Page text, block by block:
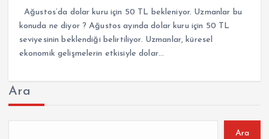
Ağustos’da dolar kuru için 50 TL bekleniyor. Uzmanlar bu
konuda ne diyor ? Ağustos ayında dolar kuru için 50 TL
seviyesinin beklendiği belirtiliyor. Uzmanlar, küresel
ekonomik gelişmelerin etkisiyle dolar…
Ara
Ara